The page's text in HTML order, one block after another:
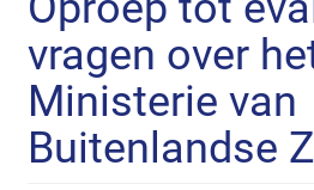
vragen over
Ministerie van
Buitenlandse